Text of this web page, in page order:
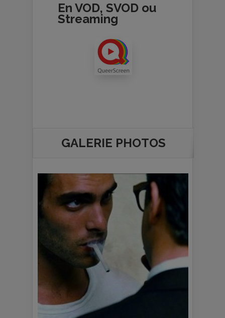
En VOD, SVOD ou
Streaming
GALERIE PHOTOS